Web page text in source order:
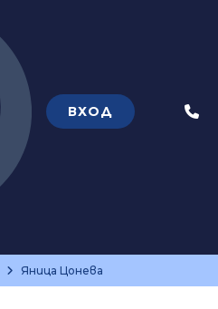
ВХОД
Яница Цонева